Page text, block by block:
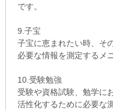
です。
9.子宝
子宝に恵まれたい時、そ
必要な情報を測定するメ
10.受験勉強
受験や資格試験、勉学に
活性化するために必要な